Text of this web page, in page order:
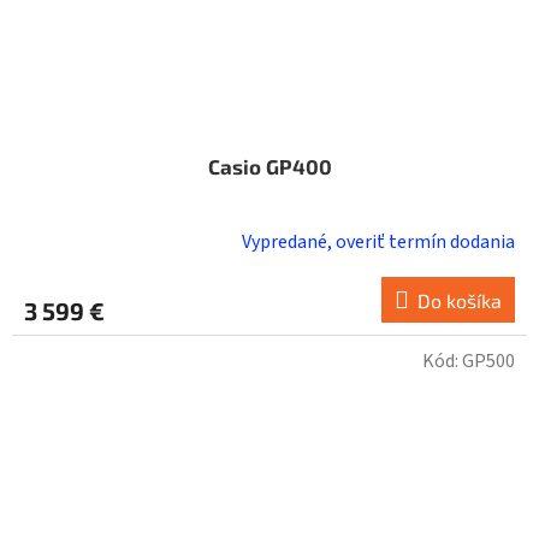
Casio GP400
Vypredané, overiť termín dodania
3 599 € Do košíka
Kód:GP500